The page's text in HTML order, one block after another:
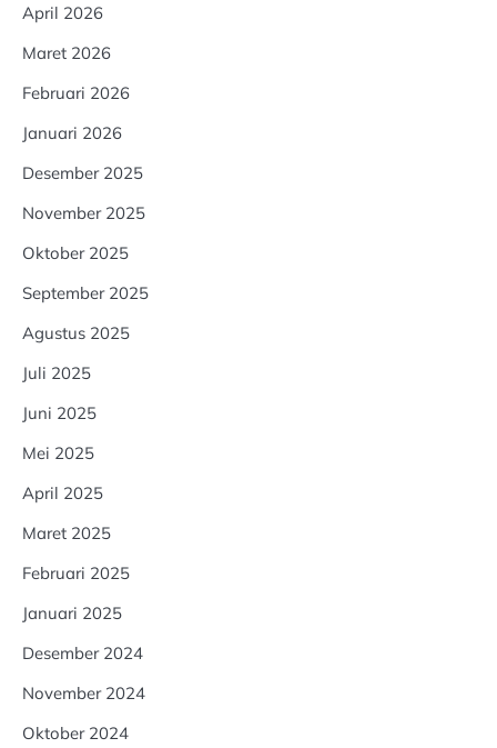
April 2026
Maret 2026
Februari 2026
Januari 2026
Desember 2025
November 2025
Oktober 2025
September 2025
Agustus 2025
Juli 2025
Juni 2025
Mei 2025
April 2025
Maret 2025
Februari 2025
Januari 2025
Desember 2024
November 2024
Oktober 2024